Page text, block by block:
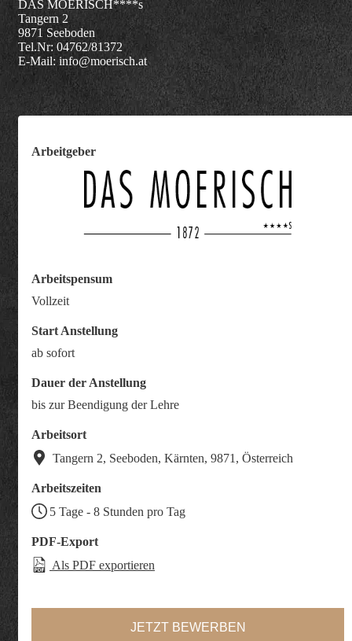
DAS MOERISCH****s
Tangern 2
9871 Seeboden
Tel.Nr: 04762/81372
E-Mail: info@moerisch.at
Arbeitgeber
Arbeitspensum
Vollzeit
Start Anstellung
ab sofort
Dauer der Anstellung
bis zur Beendigung der Lehre
Arbeitsort
Tangern 2, Seeboden, Kärnten, 9871, Österreich
Arbeitszeiten
5 Tage - 8 Stunden pro Tag
PDF-Export
Als PDF exportieren
JETZT BEWERBEN